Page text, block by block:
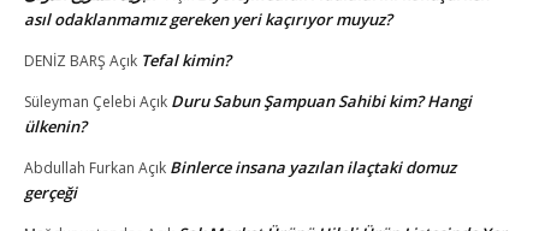
asıl odaklanmamız gereken yeri kaçırıyor muyuz?
DENİZ BARŞ Açık Tefal kimin?
Süleyman Çelebi Açık Duru Sabun Şampuan Sahibi kim? Hangi
ülkenin?
Abdullah Furkan Açık Binlerce insana yazılan ilaçtaki domuz
gerçeği